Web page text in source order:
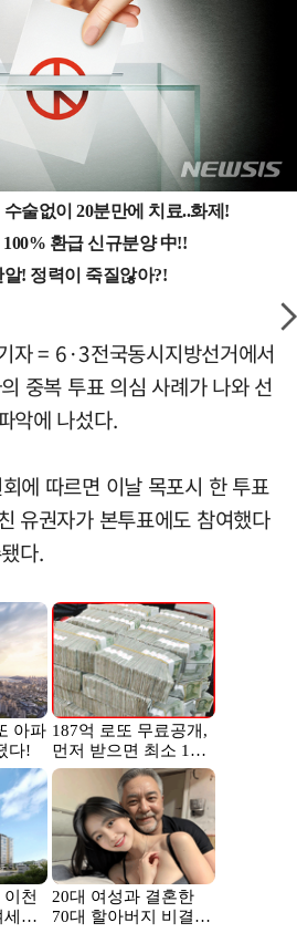
자 = 6·3전국동시지방선거에서
중복 투표 의심 사례가 나와 선
악에 나섰다.
에 따르면 이날 목포시 한 투표
유권자가 본투표에도 참여했다
다.